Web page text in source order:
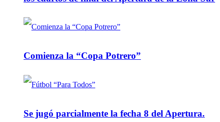
Comienza la “Copa Potrero”
Se jugó parcialmente la fecha 8 del Apertura.